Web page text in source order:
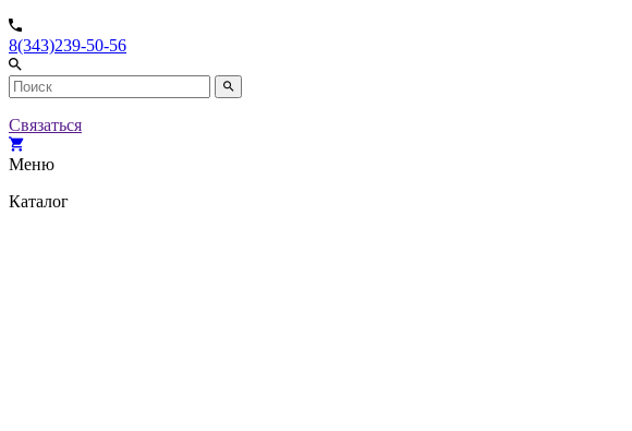
8(343)239-50-56
Связаться
Меню
Каталог